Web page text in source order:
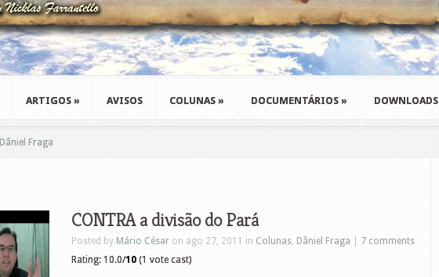
ARTIGOS » AVISOS COLUNAS » DOCUMENTÁRIOS » DOWNLOADS
Dâniel Fraga
CONTRA a divisão do Pará
Posted by Mário César on ago 27, 2011 in Colunas, Dâniel Fraga
7 comments
Rating: 10.0/10 (1 vote cast)